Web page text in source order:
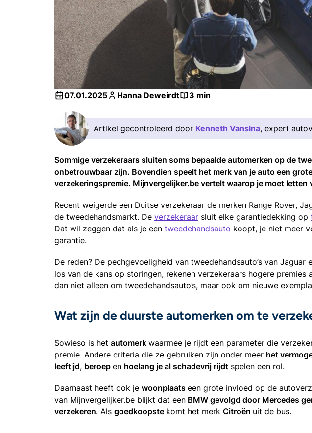
07.01.2025 Hanna Deweirdt 3 min
Artikel gecontroleerd door Kenneth Vansina, expert
Sommige verzekeraars sluiten soms bepaalde automerken op de
onbetrouwbaar zijn. Bovendien speelt het merk van je auto een
verzekeringspremie. Mijnvergelijker.be vertelt waarop je moet letten
Recent weigerde een Duitse verzekeraar de merken Range Rover,
de tweedehandsmarkt. De verzekeraar sluit elke garantiedekking op
Dat wil zeggen dat als je een tweedehandsauto koopt, je niet meer
garantie.
De reden? De pechgevoeligheid van tweedehandsauto’s van
los van de kans op storingen, rekenen verzekeraars hogere
dan niet alleen om tweedehandsauto’s, maar ook om nieuwe
Wat zijn de duurste automerken om te
Sowieso is het automerk waarmee je rijdt een parameter die
premie. Andere criteria die ze gebruiken zijn onder meer het
leeftijd, beroep en hoelang je al schadevrij rijdt spelen een rol.
Daarnaast heeft ook je woonplaats een grote invloed op de
van Mijnvergelijker.be blijkt dat een BMW gevolgd door Mercedes
verzekeren. Als goedkoopste komt het merk Citroën uit de bus.